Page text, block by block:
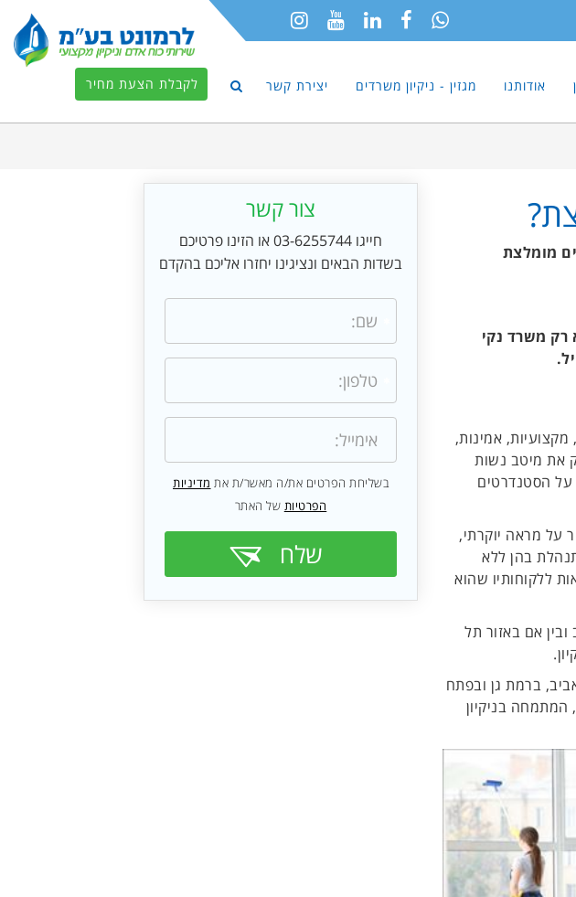
אודותנו מגזין - ניקיון משרדים יצירת קשר לקבלת הצעת מחיר
צור קשר
חייגו 03-6255744 או הזינו פרטיכם
בשדות הבאים ונציגינו יחזרו אליכם בהקדם
בשליחת הפרטים את/ה מאשר/ת את מדיניות
הפרטיות של האתר
שלח
מומלצת
רק משרד נקי
מקצועיות, אמינות,
את מיטב נשות
על הסטנדרטים
על מראה יוקרתי,
בהן ללא
ללקוחותיו שהוא
אם באזור תל
ברמת גן ובפתח
המתמחה בניקיון